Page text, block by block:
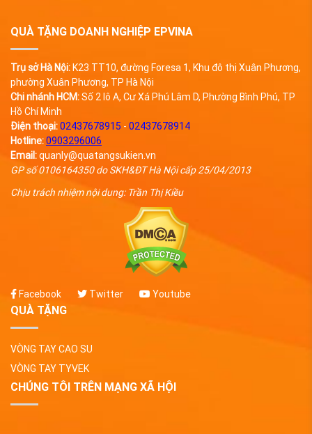
QUÀ TẶNG DOANH NGHIỆP EPVINA
Trụ sở Hà Nội:K23 TT10, đường Foresa 1, Khu đô thị Xuân Phương,
phường Xuân Phương, TP Hà Nội
Chi nhánh HCM:Số 2 lô A, Cư Xá Phú Lâm D, Phường Bình Phú, TP
Hồ Chí Minh
Điện thoại:02437678915 - 02437678914
Hotline:0903296006
Email:quanly@quatangsukien.vn
GP số 0106164350 do SKH&ĐT Hà Nội cấp 25/04/2013
Chịu trách nhiệm nội dung: Trần Thị Kiều
Facebook Twitter Youtube
QUÀ TẶNG
VÒNG TAY CAO SU
VÒNG TAY TYVEK
CHÚNG TÔI TRÊN MẠNG XÃ HỘI